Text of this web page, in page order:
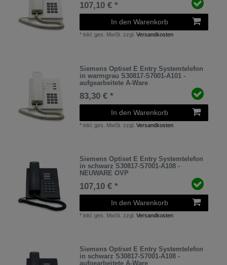
107,10 € *
In den Warenkorb
* inkl. ges. MwSt. zzgl.Versandkosten
Siemens Optiset E Entry Systemtelefon
in warmgrau S30817-S7001-A101 -
aufgearbeitete A-Ware
83,30 € *
In den Warenkorb
* inkl. ges. MwSt. zzgl.Versandkosten
Siemens Optiset E Entry Systemtelefon
in schwarz S30817-S7001-A108 -
NEUWARE OVP
107,10 € *
In den Warenkorb
* inkl. ges. MwSt. zzgl.Versandkosten
Siemens Optiset E Entry Systemtelefon
in schwarz S30817-S7001-A108 -
aufgearbeitete A-Ware